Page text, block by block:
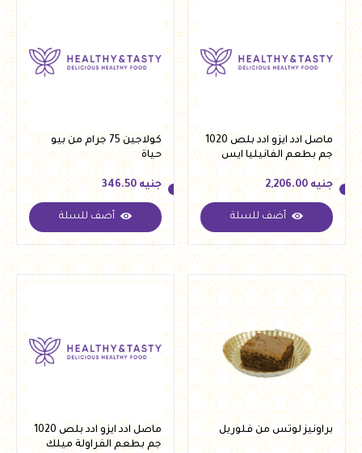
ماصل ادد ايزو ادد بلص 1020
جم بطعم الفانيليا ايس
كريم
جنيه
جنيه 2,206.00
أضف للسلة
كولاجين 75 جرام من بيو
حياة
جنيه
جنيه 346.50
أضف للسلة
براونيز لوتس من فلوريل
ماصل ادد ايزو ادد بلص 1020
جم بطعم الفراولة ميلك